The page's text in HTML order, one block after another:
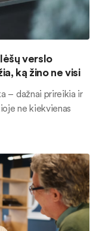
verslo
ką žino ne visi
– dažnai prireikia ir
ne kiekvienas